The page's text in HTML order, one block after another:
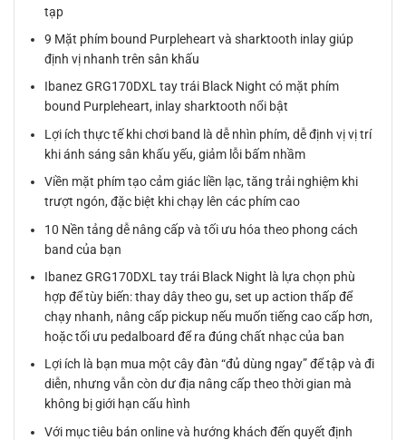
tạp
9 Mặt phím bound Purpleheart và sharktooth inlay giúp
định vị nhanh trên sân khấu
Ibanez GRG170DXL tay trái Black Night có mặt phím
bound Purpleheart, inlay sharktooth nổi bật
Lợi ích thực tế khi chơi band là dễ nhìn phím, dễ định vị vị trí
khi ánh sáng sân khấu yếu, giảm lỗi bấm nhầm
Viền mặt phím tạo cảm giác liền lạc, tăng trải nghiệm khi
trượt ngón, đặc biệt khi chạy lên các phím cao
10 Nền tảng dễ nâng cấp và tối ưu hóa theo phong cách
band của bạn
Ibanez GRG170DXL tay trái Black Night là lựa chọn phù
hợp để tùy biến: thay dây theo gu, set up action thấp để
chạy nhanh, nâng cấp pickup nếu muốn tiếng cao cấp hơn,
hoặc tối ưu pedalboard để ra đúng chất nhạc của ban
Lợi ích là bạn mua một cây đàn “đủ dùng ngay” để tập và đi
diễn, nhưng vẫn còn dư địa nâng cấp theo thời gian mà
không bị giới hạn cấu hình
Với mục tiêu bán online và hướng khách đến quyết định